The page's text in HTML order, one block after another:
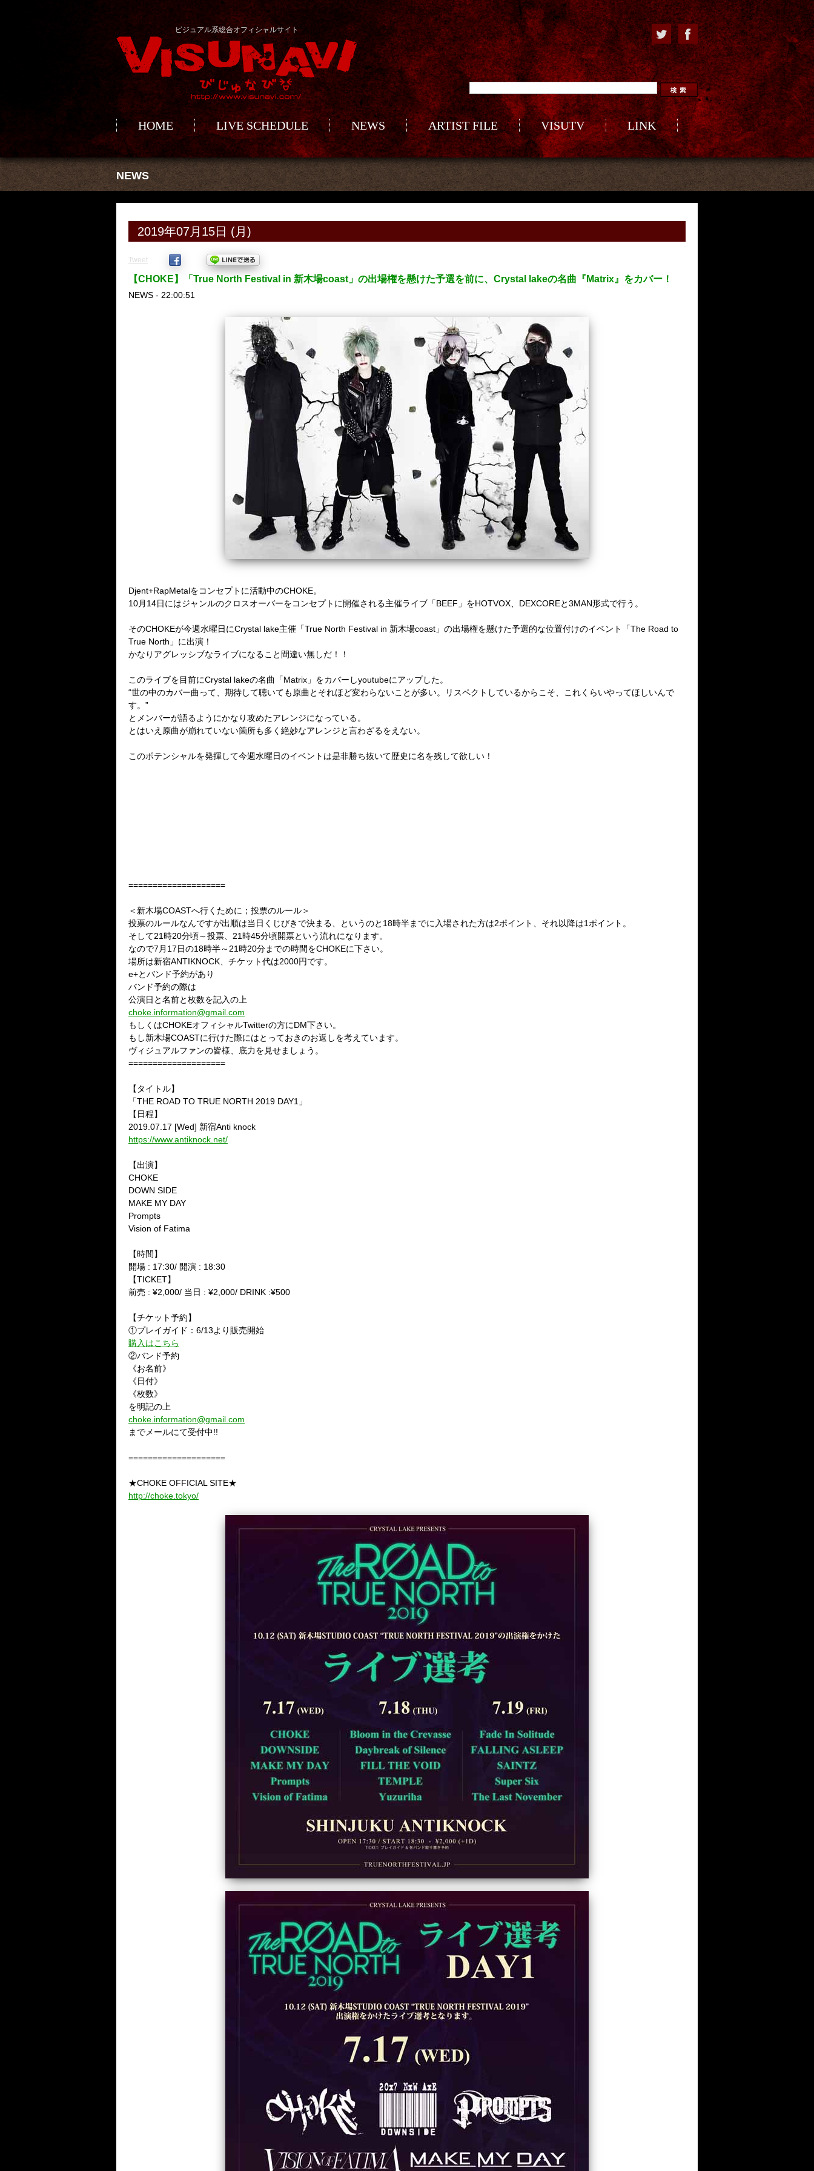
ビジュアル系総合オフィシャルサイト
HOME LIVE SCHEDULE NEWS ARTIST FILE VISUTV LINK
NEWS
2019年07月15日 (月)
Tweet
【CHOKE】「True North Festival in 新木場coast」の出場権を懸けた予選を前に、Crystal lakeの名曲『Matrix』をカバー！
NEWS - 22:00:51
Djent+RapMetalをコンセプトに活動中のCHOKE。
10月14日にはジャンルのクロスオーバーをコンセプトに開催される主催ライブ「BEEF」をHOTVOX、DEXCOREと3MAN形式で行う。
そのCHOKEが今週水曜日にCrystal lake主催「True North Festival in 新木場coast」の出場権を懸けた予選的な位置付けのイベント「The Road to
True North」に出演！
かなりアグレッシブなライブになること間違い無しだ！！
このライブを目前にCrystal lakeの名曲「Matrix」をカバーしyoutubeにアップした。
“世の中のカバー曲って、期待して聴いても原曲とそれほど変わらないことが多い。リスペクトしているからこそ、これくらいやってほしいんで
す。”
とメンバーが語るようにかなり攻めたアレンジになっている。
とはいえ原曲が崩れていない箇所も多く絶妙なアレンジと言わざるをえない。
このポテンシャルを発揮して今週水曜日のイベントは是非勝ち抜いて歴史に名を残して欲しい！
====================
＜新木場COASTへ行くために；投票のルール＞
投票のルールなんですが出順は当日くじびきで決まる、というのと18時半までに入場された方は2ポイント、それ以降は1ポイント。
そして21時20分頃～投票、21時45分頃開票という流れになります。
なので7月17日の18時半～21時20分までの時間をCHOKEに下さい。
場所は新宿ANTIKNOCK、チケット代は2000円です。
e+とバンド予約があり
バンド予約の際は
公演日と名前と枚数を記入の上
choke.information@gmail.com
もしくはCHOKEオフィシャルTwitterの方にDM下さい。
もし新木場COASTに行けた際にはとっておきのお返しを考えています。
ヴィジュアルファンの皆様、底力を見せましょう。
====================
【タイトル】
「THE ROAD TO TRUE NORTH 2019 DAY1」
【日程】
2019.07.17 [Wed] 新宿Anti knock
https://www.antiknock.net/
【出演】
CHOKE
DOWN SIDE
MAKE MY DAY
Prompts
Vision of Fatima
【時間】
開場 : 17:30/ 開演 : 18:30
【TICKET】
前売 : ¥2,000/ 当日 : ¥2,000/ DRINK :¥500
【チケット予約】
①プレイガイド：6/13より販売開始
購入はこちら
②バンド予約
《お名前》
《日付》
《枚数》
を明記の上
choke.information@gmail.com
までメールにて受付中!!
====================
★CHOKE OFFICIAL SITE★
http://choke.tokyo/